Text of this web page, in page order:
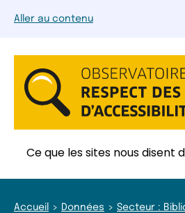
Aller au contenu
Ce que les sites nous disent
Accueil Données
Secteur :